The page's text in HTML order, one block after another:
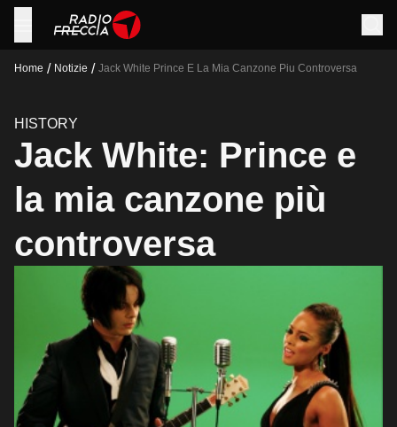
Home / Notizie / Jack White Prince E La Mia Canzone Piu Controversa
HISTORY
Jack White: Prince e
la mia canzone più
controversa